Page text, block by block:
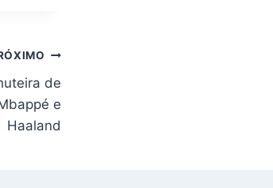
de
e
Haaland